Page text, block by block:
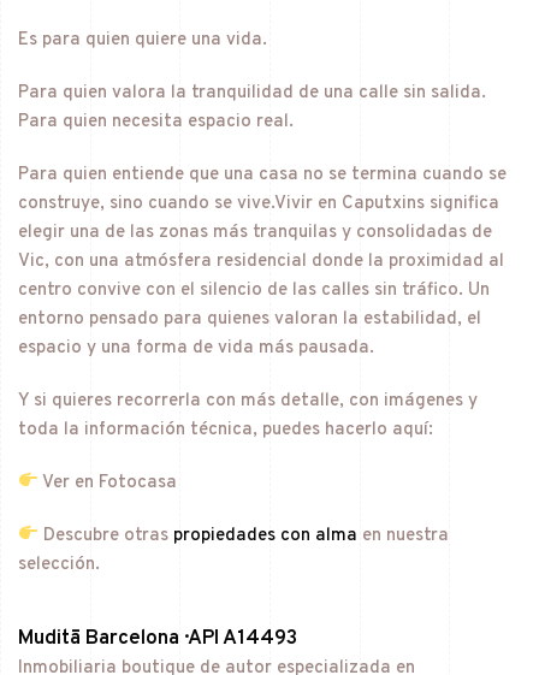
Es para quien quiere una vida.
Para quien valora la tranquilidad de una calle sin salida.
Para quien necesita espacio real.
Para quien entiende que una casa no se termina cuando se
construye, sino cuando se vive.Vivir en Caputxins significa
elegir una de las zonas más tranquilas y consolidadas de
Vic, con una atmósfera residencial donde la proximidad al
centro convive con el silencio de las calles sin tráfico. Un
entorno pensado para quienes valoran la estabilidad, el
espacio y una forma de vida más pausada.
Y si quieres recorrerla con más detalle, con imágenes y
toda la información técnica, puedes hacerlo aquí:
Ver en Fotocasa
Descubre otras propiedades con alma en nuestra
selección.
Muditā Barcelona · API A14493
Inmobiliaria boutique de autor especializada en